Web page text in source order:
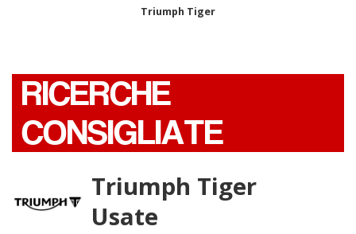
Triumph Tiger
RICERCHE
CONSIGLIATE
Triumph Tiger
Usate